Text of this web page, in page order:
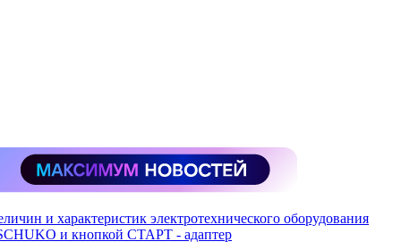
и характеристик электротехнического оборудования
и кнопкой СТАРТ - адаптер